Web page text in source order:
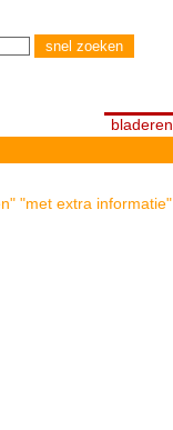
bladeren
"met extra informatie"